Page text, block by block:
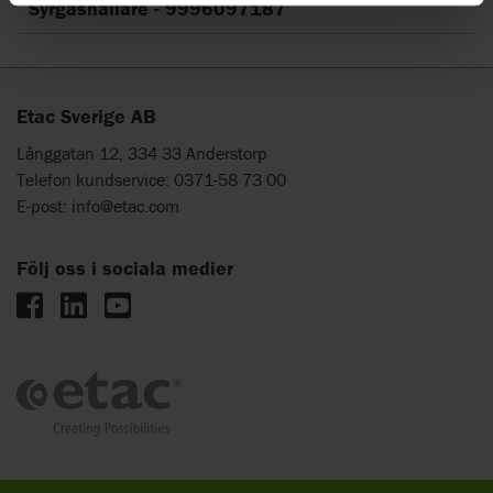
Syrgashållare - 9996097187
Etac Sverige AB
Långgatan 12, 334 33 Anderstorp
Telefon kundservice: 0371-58 73 00
E-post: info@etac.com
Följ oss i sociala medier